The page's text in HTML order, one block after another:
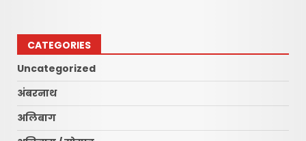
CATEGORIES
Uncategorized
अंबरनाथ
अलिबाग